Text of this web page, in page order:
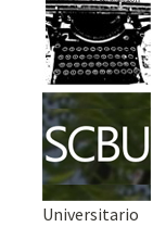
Universitario